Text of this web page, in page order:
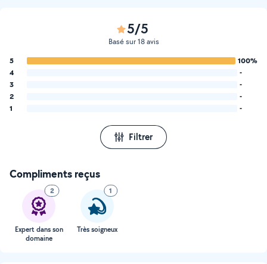
5/5
Basé sur 18 avis
5
100%
4
-
3
-
2
-
1
-
Filtrer
Compliments reçus
2
Expert dans son
domaine
1
Très soigneux